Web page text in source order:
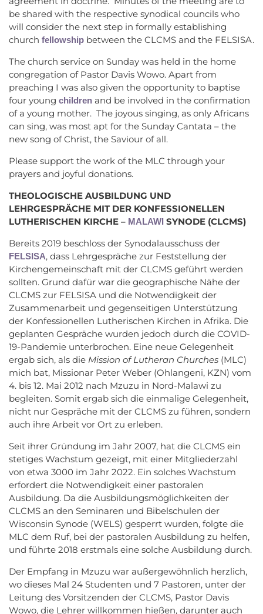
be shared with the respective synodical councils who
will consider the next step in formally establishing
church fellowship between the CLCMS and the FELSISA.
The church service on Sunday was held in the home
congregation of Pastor Davis Wowo. Apart from
preaching I was also given the opportunity to baptise
four young children and be involved in the confirmation
of a young mother. The joyous singing, as only Africans
can sing, was most apt for the Sunday Cantata – the
new song of Christ, the Saviour of all.
Please support the work of the MLC through your
prayers and joyful donations.
THEOLOGISCHE AUSBILDUNG UND
LEHRGESPRÄCHE MIT DER KONFESSIONELLEN
LUTHERISCHEN KIRCHE – MALAWI SYNODE (CLCMS)
Bereits 2019 beschloss der Synodalausschuss der
FELSISA, dass Lehrgespräche zur Feststellung der
Kirchengemeinschaft mit der CLCMS geführt werden
sollten. Grund dafür war die geographische Nähe der
CLCMS zur FELSISA und die Notwendigkeit der
Zusammenarbeit und gegenseitigen Unterstützung
der Konfessionellen Lutherischen Kirchen in Afrika. Die
geplanten Gespräche wurden jedoch durch die COVID-
19-Pandemie unterbrochen. Eine neue Gelegenheit
ergab sich, als die Mission of Lutheran Churches (MLC)
mich bat, Missionar Peter Weber (Ohlangeni, KZN) vom
4. bis 12. Mai 2012 nach Mzuzu in Nord-Malawi zu
begleiten. Somit ergab sich die einmalige Gelegenheit,
nicht nur Gespräche mit der CLCMS zu führen, sondern
auch ihre Arbeit vor Ort zu erleben.
Seit ihrer Gründung im Jahr 2007, hat die CLCMS ein
stetiges Wachstum gezeigt, mit einer Mitgliederzahl
von etwa 3000 im Jahr 2022. Ein solches Wachstum
erfordert die Notwendigkeit einer pastoralen
Ausbildung. Da die Ausbildungsmöglichkeiten der
CLCMS an den Seminaren und Bibelschulen der
Wisconsin Synode (WELS) gesperrt wurden, folgte die
MLC dem Ruf, bei der pastoralen Ausbildung zu helfen,
und führte 2018 erstmals eine solche Ausbildung durch.
Der Empfang in Mzuzu war außergewöhnlich herzlich,
wo dieses Mal 24 Studenten und 7 Pastoren, unter der
Leitung des Vorsitzenden der CLCMS, Pastor Davis
Wowo, die Lehrer willkommen hießen, darunter auch